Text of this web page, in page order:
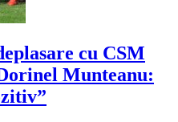
cu CSM
Munteanu: